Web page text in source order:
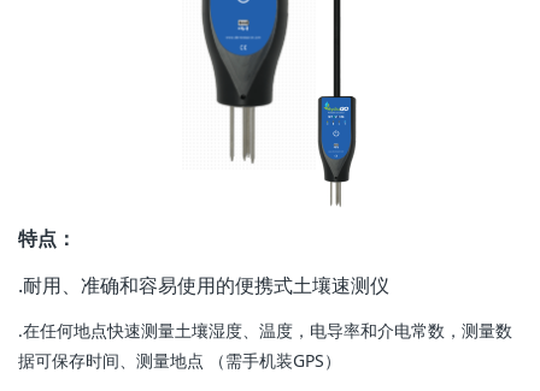
特点：
.耐用、准确和容易使用的便携式土壤速测仪
.在任何地点快速测量土壤湿度、温度，电导率和介电常数，测量数
据可保存时间、测量地点 （需手机装GPS）